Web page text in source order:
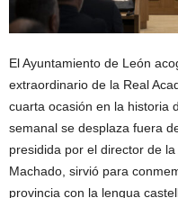
El Ayuntamiento de León
extraordinario de la Real
cuarta ocasión en la historia
semanal se desplaza fuera
presidida por el director de
Machado, sirvió para
provincia con la lengua